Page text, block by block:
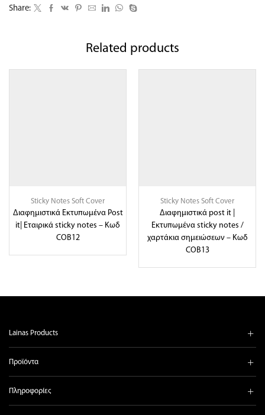
Share:
Related products
Sticky Notes Soft Cover
Διαφημιστικά Εκτυπωμένα Post
it| Εταιρικά sticky notes – Κωδ
COB12
Sticky Notes Soft Cover
Διαφημιστικά post it |
Εκτυπωμένα sticky notes /
χαρτάκια σημειώσεων – Κωδ
COB13
Lainas Products
Προϊόντα
Πληροφορίες